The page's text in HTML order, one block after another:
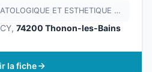
SELARL CENTRE DERMATOLOGIQUE ET ESTHETIQUE DU CHABLAIS
74200 Thonon-les-Bains
la fiche